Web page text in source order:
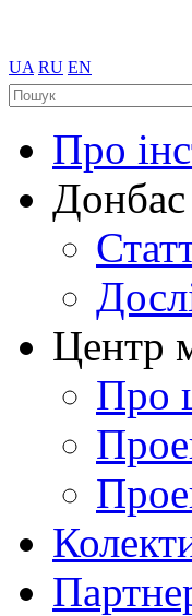
UA RU EN
Про
Донбас
Центр
Про